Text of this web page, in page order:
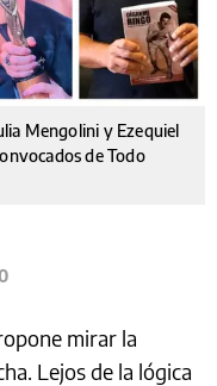
Mengolini y Ezequiel
de Todo
mirar la
Lejos de la lógica